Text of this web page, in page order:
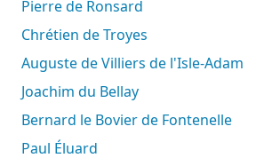
Pierre de Ronsard
Chrétien de Troyes
Auguste de Villiers de l'Isle-Adam
Joachim du Bellay
Bernard le Bovier de Fontenelle
Paul Éluard